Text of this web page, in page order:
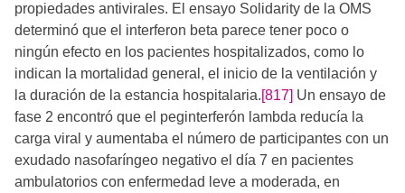
propiedades antivirales. El ensayo Solidarity de la OMS
determinó que el interferon beta parece tener poco o
ningún efecto en los pacientes hospitalizados, como lo
indican la mortalidad general, el inicio de la ventilación y
la duración de la estancia hospitalaria.[817] Un ensayo de
fase 2 encontró que el peginterferón lambda reducía la
carga viral y aumentaba el número de participantes con un
exudado nasofaríngeo negativo el día 7 en pacientes
ambulatorios con enfermedad leve a moderada, en